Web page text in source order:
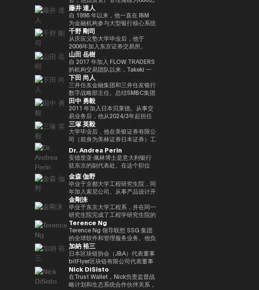
家孵化公司，它成立于2014年。
2017 年，我们建立了道尔顿学习
实验室，这是一个课后数字实验
室，旨在培养发散思维和设计思维
等技能，而这些技能在传统教育体
系中并不受到重视。他还是
ThinkBlaze的创始人，
ThinkBlaze是Outblaze的研究部
门，负责研究技术中具有社会意义
的问题。自2018年以来，Yat一直
是游戏行业使用区块链和NFT（不
可替代代币）的早期支持者。人们
认为，这将使游戏玩家能够真正拥
有游戏中的资产和数据，进而拥有
价值本身。Yat 对去中心化应用程
序和数字资产的潜力有了清晰的认
识，很快带领 Animoca Brands
在区块链、游戏、NFT 和开放的
元宇宙中占据了领导地位。
Animoca Brands已经开发了多个
以NFT为中心的子公司和产品组，
还投资了540多家区块链相关公
司，以建立世界上最大的区块链投
资组合之一。迄今为止，Yat先生
获得了许多荣誉，并被世界经济论
坛选为 “明日全球领袖” 之一，在
DHL/SCMP大奖中被选为 “年度青
年企业家”，并被Cointelegraph
评选为 “区块链行业值得关注的
100位人物”。此外，Yat先生是一
位接受过古典音乐正规培训的音乐
家，曾担任BAFTA（英国电影电
视艺术学院）的顾问委员会成员和
亚洲青年管弦乐团的董事会成员。
如有必要，可以准备更自然、更精
致的日语版本来介绍演讲者。
整预测” 等
即比特币每个周期都以高价出售，
并以最低价格回购更多比特币。
Turpin是一位经验丰富的高管，作
为连续创业者和投资者活跃了超过
35年，并成功退出多次。基于这
一往绩，成立了位于波多黎各的家
族办公室Transform Capital。他
也被称为比特币的早期投资者和思
想领袖（思想领袖），他参与了包
括以太坊和泰达币在内的重大区块
链项目的初始营销和咨询。由于这
些成就，它被CNBC称为 “加密教
父（加密教父）”。BitAngels 于
2013 年共同创立，BitAngels
Fund 1 于 2014 年共同创立。该
基金以以太坊众筹中以每枚代币
30美分的价格投资100万美元而闻
名。图尔平也是2015年开发了 “比
特币四季模型（比特币的四季）”
的人，他于2024年由天马出版社
出版的《比特币超级周期》一书获
得了高度赞誉，并因准确预测
2024/11年初比特币的历史高点更
新而受到关注。在进入数字资产领
域之前，他创立了Market
Wire（现为GlobeNewsWire）。
该公司目前是阿波罗环球管理旗下
的一个业务部门，规模约为5亿美
元。此外，作为消费互联网早期营
销的先驱，他参与了数十个著名互
联网品牌的发展，首先是The
Motley Fool、America Online
Greenhouse和Earthlink的推出。
作为教育背景，她获得了纽约州立
大学布法罗分校的创意写作硕士学
位。他获得了雪城大学的两个学士
学位，自2000年以来，他还曾在
起被借调，目前担任现任职务。自
2025/4以来，他一直是东京大学
经济学研究生院CARF的受邀研究
员。翻译内容包括 “比特币和区块
链：支持加密货币的技术”（NTT
Publishing）和 “掌握以太坊——
构建智能合约和去中心化应用程
序”（O'Reilly Japan）。合著了
《Web3的未解决问题》（日经英
国石油公司）和《13人对Web3加
密资产的未来预测》（朝日新闻出
版社）。
日元的基金中的创业投资和业务发
展，主要是在日本、美国和亚洲。
在加入MUIP之前，他曾在独立风
险投资公司Global Brain参与国内
和国际创业投资和CVC管理。在
此之前，他在索尼担任品类经理，
经营海外业务，负责为技术投资和
合资设立以及零售能源业务等新业
务项目提供资金。
藤井 達人
自 1998 年以来，他一直在 IBM
为金融机构参与大型银行核心系统
开发和咨询服务。在微软工作后，
他参与了三菱日联金融集团的创新
业务并领导了DX项目。在AU
Financial Holdings担任执行官、
首席数字官和IT总经理以及微软的
业务执行官兼金融创新部门经理之
后，他目前担任现任职务。通用公
司协会 FINOVATORS 成立。
2021年被任命为日本区块链协会
理事。毕业于同志社大学，在东京
大学完成了第17次EMP。
千野 剛司
从庆应义塾大学毕业后，他于
2006年加入东京证券交易所。
2008年金融危机后，他参与了债
务违约管理流程改进项目，领导了
日本证券清算组织的场外衍生品
（信用违约互换和利率互换）结算
项目，并负责日本交易所集团清算
结算领域的业务规划。自2016年
以来，我一直在PWCJapan首席
执行官办公室（企业规划）支持领
导团队的战略讨论。2018/7年，
他加入了运营全球加密资产交易所
Kraken的Payward, Inc.（美
国），并为金融服务局的注册做出
了贡献。从2020/3年起，他就任
公司在日本的代表。2022/7 年，
他就任币安驻日本代表。完成了牛
津大学工商管理硕士（MBA）学
位。
山田 岳樹
自 2017 年加入 FLOW TRADERS
的机构交易团队以来，Takeki 一
直为机构投资者提供流动性服务，
通过大宗交易覆盖包括 ETF、国
际债券及数字资产在内的多种资产
类别，工作地点涵盖新加坡及香
港。 他同时负责日本业务的整体
发展，与日本国内的机构投资者、
ETF 发行方、交易平台、证券交
易所以及加密资产交易所保持密切
合作。 FLOW TRADERS 已连续
多年获得东京证券交易所颁发的
“最佳做市商”奖项。作为一家上市
公司，FLOW TRADERS 亦积极参
与包括现货加密资产及加密资产
ETF 在内的数字资产流动性提
供，致力于连接传统金融与数字资
产行业。
下田 尚人
三井住友金融集团和三井住友银行
数字战略部主任。总结SMBC集团
在数字资产方面的工作。日本银行
结算与结算服务局顾问，任期至
2025/6。结算与结算管理局利用
新技术（Project Agora等）参与
规划和推广先进的结算项目，以及
关于人工智能对金融系统的影响的
国际研究。他还参与了各种国际政
策讨论机构，例如国际清算银行结
算市场基础设施委员会
（CPMI）、七国集团数字支付专
家组（2023年联席主席）、金融
稳定委员会（FSB）创新网络和
BIS/中央银行CBDC小组。在日本
银行，他还先后担任过长崎分行经
理、香港办事处经理、金融机构局
国际科科长（负责巴塞尔监管）、
国际局规划师等职务。在财务省，
他作为国际组织司的规划官负责国
际金融（FATF、FSB等）。毕业
于一桥大学法学院。我在哈佛大学
攻读了计算机科学专业 AI。
田中 勇毅
2011 年加入日本贝莱德。从事交
易业务后，他从2024/3年起担任
贝莱德全球市场经理，负责监督交
易、证券借贷和现金管理。他还曾
在日本的数字战略领域工作。自
2025 年 1 月起，他还担任全球产
品解决方案部，负责监督同一部门
的过渡管理。
三塚 英毅
大学毕业后，他在美银证券有限公
司（前身为美林证券日本证券）工
作，在法国巴黎银行证券有限公司
担任多个职位后，他成为全球市场
管理部的首席运营官。在Web3公
司Animoca Brands Co., Ltd.成
立时担任首席运营官后，他自
2024/3年以来一直担任现任职
务。
Dr. Andrea Perin
安德里亚·佩林博士是意大利银行
驻东京的副代表处。在这个职位
上，我负责日本、韩国、台湾、澳
大利亚和新西兰的经济政策讨论和
宏观经济和金融趋势的分析。我们
还努力通过与当地金融和监管机
构、机构投资者和商界的对话，增
进对意大利经济的理解，进一步加
强两国之间的经济和金融关系。他
在中央银行、银行监管机构以及包
括欧洲中央银行（ECB）和欧洲投
资银行（EIB）在内的国际金融机
构拥有超过15年的经验，在金融
监管、治理和合规方面拥有深厚的
专业知识。我获得了罗马托尔维加
塔大学关于健全监管和监管机构制
裁权限的法学博士学位。
金森 伽野
毕业于京都大学工程研究生院，同
年加入索尼公司。从事产品设计开
发、产品策划和营销工作。之后，
我以互联网证券和经验丰富的客户
体验、CX策略推广等方式推出了
一项新的金融科技业务。于2022
年加入索尼银行，目前正在以索尼
银行DX业务规划经理的身份推广
与Web3相关的新业务规划。
金剛洙
毕业于东京大学工程系，并在同一
研究生院完成了工程学研究生院的
课程。加入花旗证券有限公司，从
事日本政府债券和利率衍生品的交
易业务。之后，他加入了松尾实验
室株式会社，一直负责机器学习项
目的规划、PoC 和开发。他于
2022年就任公司董事，还成立了
一个专门研究生成式人工智能的新
风险投资基金。
Terence Ng
Terence Ng 领导联想 SSG 集团
的全球软件和管理服务业务。他负
责推动战略性微软云解决方案提供
商 (CSP) 计划，并与微软合作推
进整体相关服务解决方案。他在安
全、软件、云和人工智能生态系统
领域领导全球市场的重要战略合作
伙伴关系和销售。 自2011年加入
加納 裕三
日本区块链协会（JBA）代表董事
bitFlyer区块链有限公司代表董事
高盛证券有限公司等，他在
2014/1年共同创立了bitFlyer有限
公司。 自bitFlyer成立以来，它一
Nick DiSisto
在Trust Wallet，Nick负责监督战
略计划和生态系统合作伙伴关系，